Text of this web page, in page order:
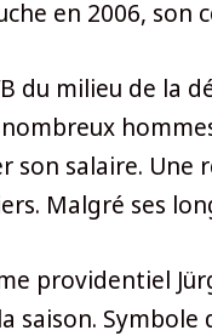
en 2006,
du milieu de la
son salaire.
Malgré ses
providentiel
saison.